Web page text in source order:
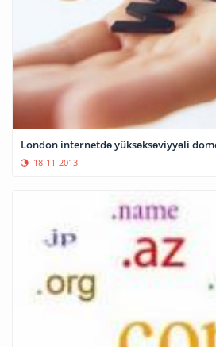
London internetdə yüksəksəviyyəli
18-11-2013